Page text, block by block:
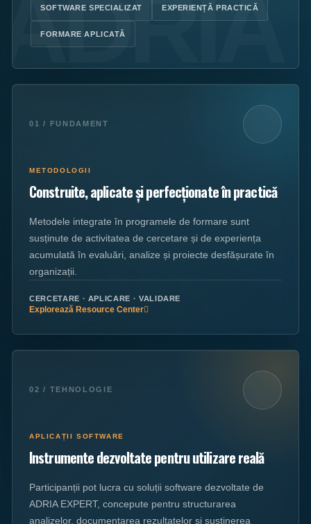
SOFTWARE SPECIALIZAT EXPERIENȚĂ PRACTICĂ
FORMARE APLICATĂ
01 / FUNDAMENT
METODOLOGII
Construite, aplicate și perfecționate în practică
Metodele integrate în programele de formare sunt
susținute de activitatea de cercetare și de experiența
acumulată în evaluări, analize și proiecte desfășurate în
organizații.
CERCETARE · APLICARE · VALIDARE
Explorează Resource Center
02 / TEHNOLOGIE
APLICAȚII SOFTWARE
Instrumente dezvoltate pentru utilizare reală
Participanții pot lucra cu soluții software dezvoltate de
ADRIA EXPERT, concepute pentru structurarea
analizelor, documentarea rezultatelor și susținerea